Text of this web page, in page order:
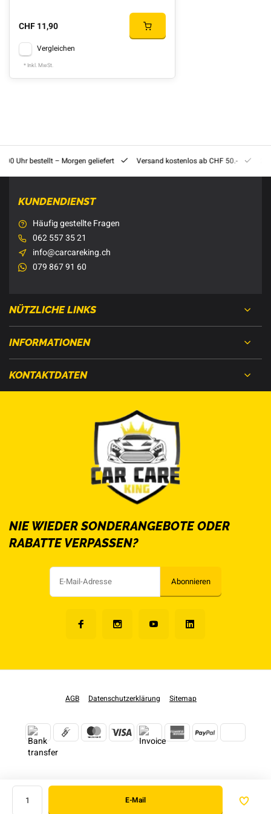
E-Mail
CHF 11,90
Vergleichen
* Inkl. MwSt.
Uhr bestellt – Morgen geliefert Versand kostenlos ab CHF 50.-
KUNDENDIENST
Häufig gestellte Fragen
062 557 35 21
info@carcareking.ch
079 867 91 60
NÜTZLICHE LINKS
INFORMATIONEN
KONTAKTDATEN
NIE WIEDER SONDERANGEBOTE ODER
RABATTE VERPASSEN?
Abonnieren
AGB Datenschutzerklärung Sitemap